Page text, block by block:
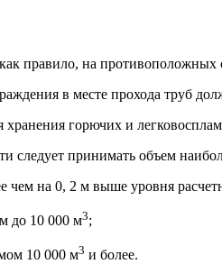
правило, на противоположных
в месте прохода труб
хранения горючих и
следует принимать объем
на 0, 2 м выше уровня
до 10 000 м3;
10 000 м3 и более.